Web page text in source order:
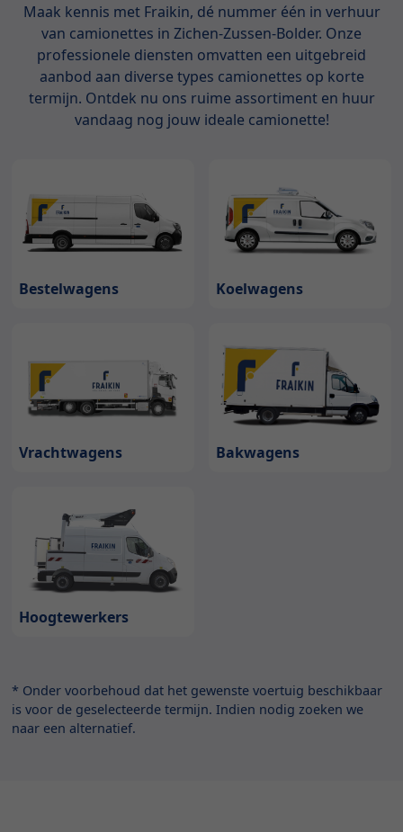
Maak kennis met Fraikin, dé nummer één in verhuur
van camionettes in Zichen-Zussen-Bolder. Onze
professionele diensten omvatten een uitgebreid
aanbod aan diverse types camionettes op korte
termijn. Ontdek nu ons ruime assortiment en huur
vandaag nog jouw ideale camionette!
Bestelwagens Koelwagens
Vrachtwagens Bakwagens
Hoogtewerkers
* Onder voorbehoud dat het gewenste voertuig beschikbaar
is voor de geselecteerde termijn. Indien nodig zoeken we
naar een alternatief.